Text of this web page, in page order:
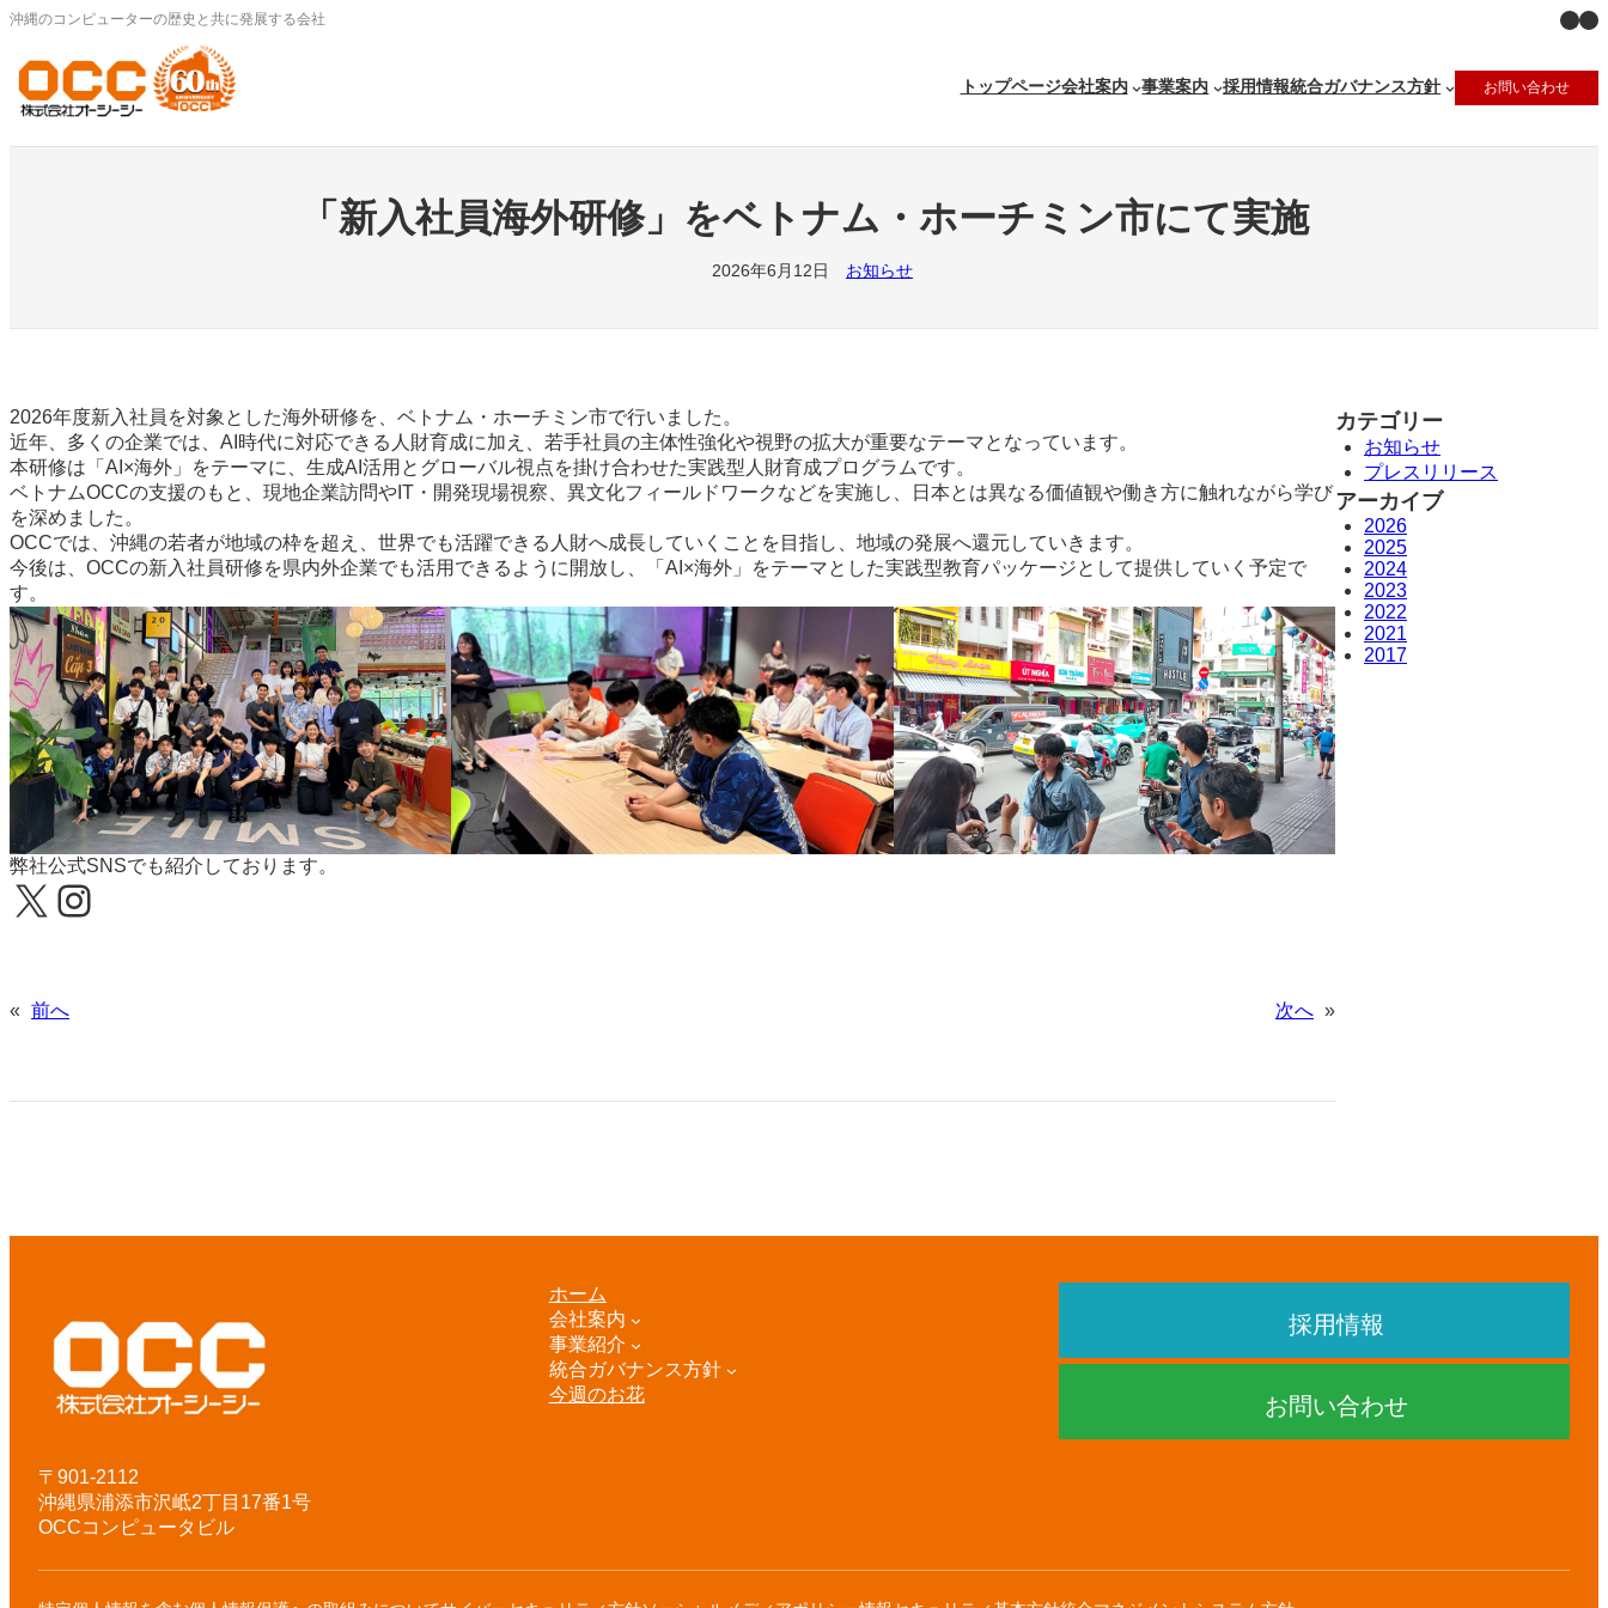
内
を
ス
キ
ッ
沖縄のコンピューターの歴史と共に発展する会社 X
トップページ会社案内 事業案内 採用情報統合ガバナンス方針 お問い合わせ
「新入社員海外研修」をベトナム・ホーチミン市にて実施
2026年6月12日 お知らせ
2026年度新入社員を対象とした海外研修を、ベトナム・ホーチミン市で行いました。
近年、多くの企業では、AI時代に対応できる人財育成に加え、若手社員の主体性強化や視野の拡大が重要なテーマとなっています。
本研修は「AI×海外」をテーマに、生成AI活用とグローバル視点を掛け合わせた実践型人財育成プログラムです。
ベトナムOCCの支援のもと、現地企業訪問やIT・開発現場視察、異文化フィールドワークなどを実施し、日本とは異なる価値観や働き方に触れながら学び
を深めました。
OCCでは、沖縄の若者が地域の枠を超え、世界でも活躍できる人財へ成長していくことを目指し、地域の発展へ還元していきます。
今後は、OCCの新入社員研修を県内外企業でも活用できるように開放し、「AI×海外」をテーマとした実践型教育パッケージとして提供していく予定で
す。
弊社公式SNSでも紹介しております。
X Instagram
« 前へ 次へ »
カテゴリー
お知らせ
プレスリリース
アーカイブ
2026
2025
2024
2023
2022
2021
2017
〒901-2112
沖縄県浦添市沢岻2丁目17番1号
OCCコンピュータビル
ホーム
会社案内
事業紹介
統合ガバナンス方針
今週のお花
採用情報
お問い合わせ